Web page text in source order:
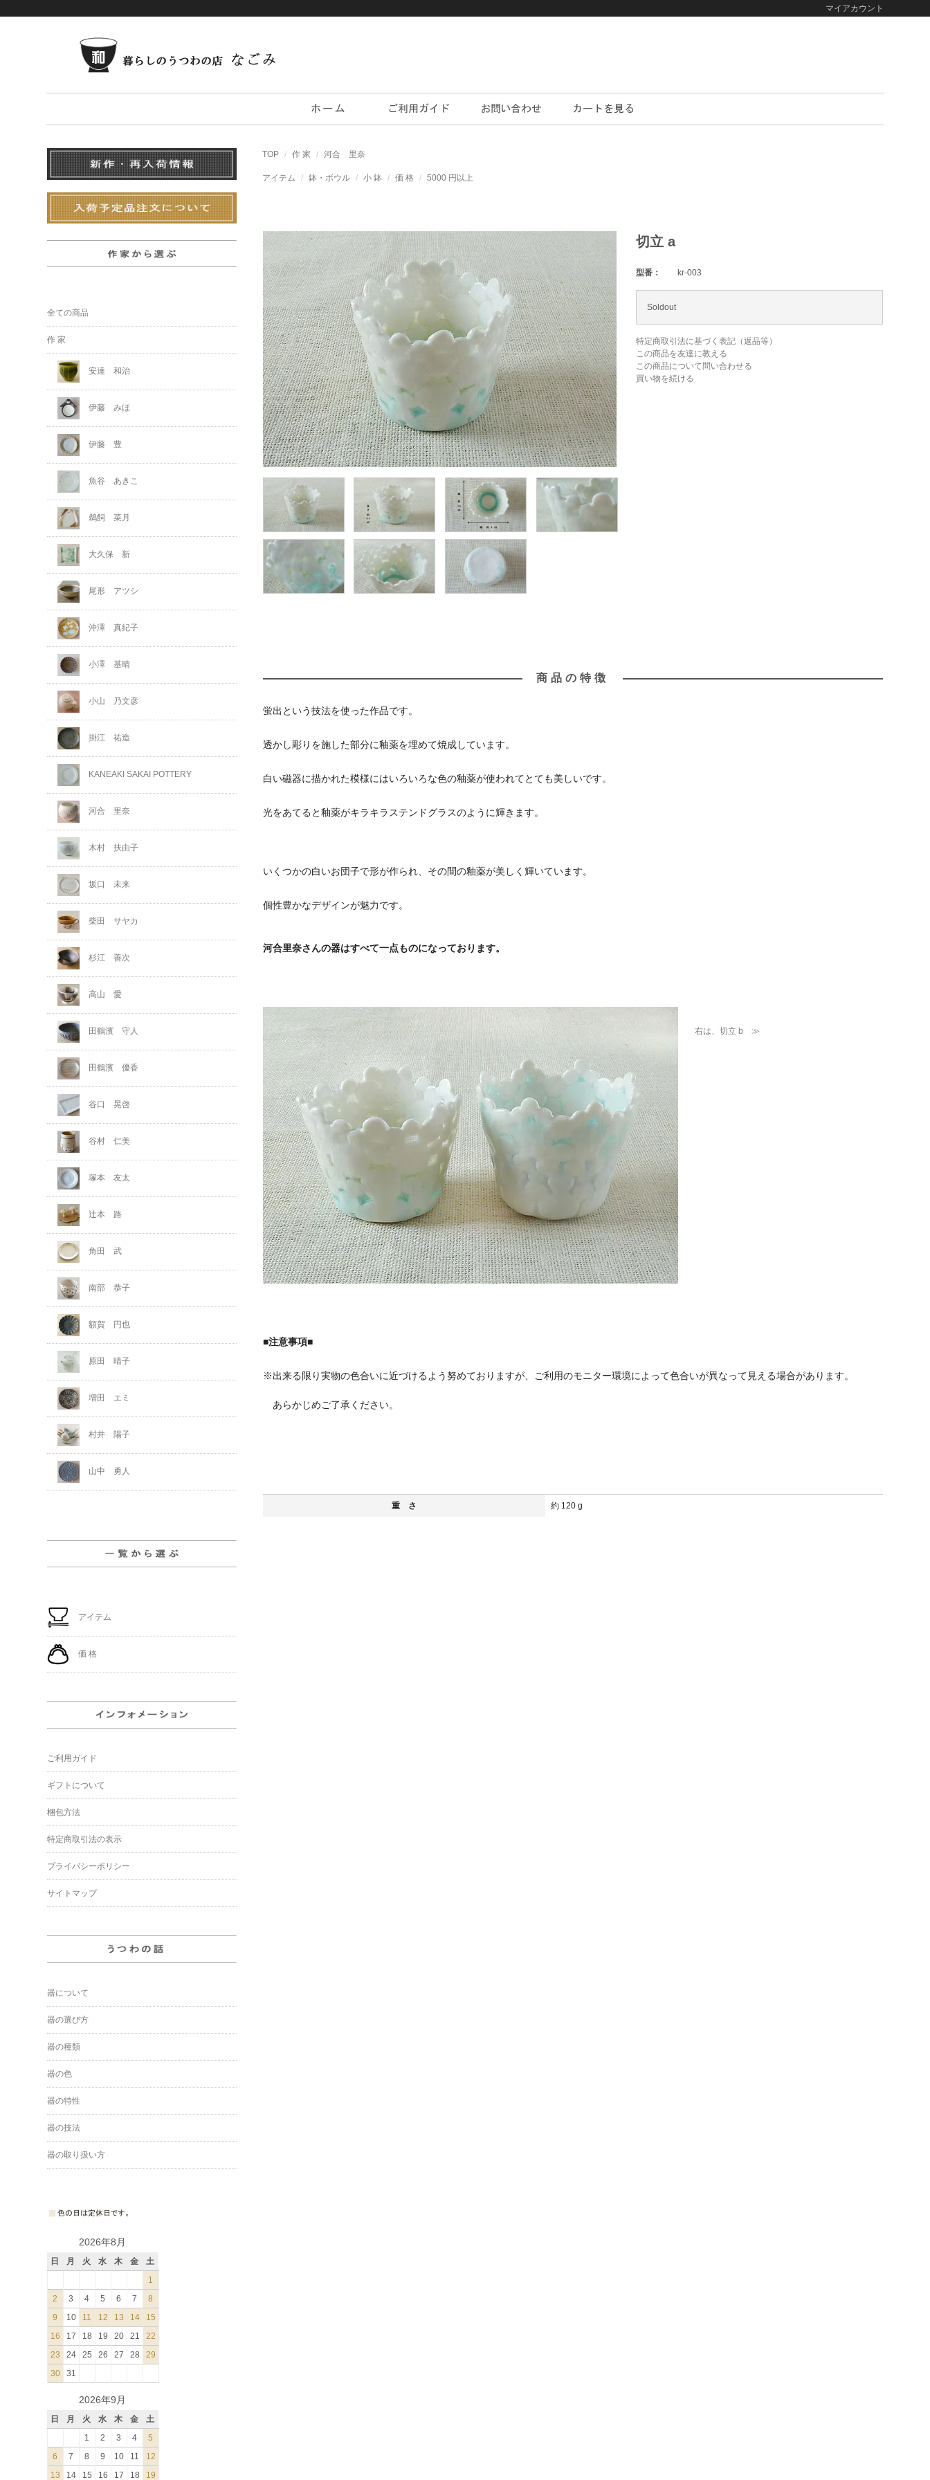
マイアカウント
TOP 作 家 河合 里奈
アイテム 鉢・ボウル 小 鉢 価 格 5000 円以上
切立 a
型番： kr-003
Soldout
特定商取引法に基づく表記（返品等）
この商品を友達に教える
この商品について問い合わせる
買い物を続ける
商品の特徴
蛍出という技法を使った作品です。
透かし彫りを施した部分に釉薬を埋めて焼成しています。
白い磁器に描かれた模様にはいろいろな色の釉薬が使われてとても美しいです。
光をあてると釉薬がキラキラステンドグラスのように輝きます。
いくつかの白いお団子で形が作られ、その間の釉薬が美しく輝いています。
個性豊かなデザインが魅力です。
河合里奈さんの器はすべて一点ものになっております。
右は、切立 b ≫
■注意事項■
※出来る限り実物の色合いに近づけるよう努めておりますが、ご利用のモニター環境によって色合いが異なって見える場合があります。
あらかじめご了承ください。
重 さ 約 120 g
全ての商品
作 家
安達 和治
伊藤 みほ
伊藤 豊
魚谷 あきこ
鵜飼 菜月
大久保 新
尾形 アツシ
沖澤 真紀子
小澤 基晴
小山 乃文彦
掛江 祐造
KANEAKI SAKAI POTTERY
河合 里奈
木村 扶由子
坂口 未来
柴田 サヤカ
杉江 善次
高山 愛
田鶴濱 守人
田鶴濱 優香
谷口 晃啓
谷村 仁美
塚本 友太
辻本 路
角田 武
南部 恭子
額賀 円也
原田 晴子
増田 エミ
村井 陽子
山中 勇人
アイテム
価 格
ご利用ガイド
ギフトについて
梱包方法
特定商取引法の表示
プライバシーポリシー
サイトマップ
器について
器の選び方
器の種類
器の色
器の特性
器の技法
器の取り扱い方
2026年8月
日 月 火 水 木 金
土
1
2
3 4 5 6 7
8
9
10 11 12 13 14
15
16
17 18 19 20 21
22
23
24 25 26 27 28
29
30
31
2026年9月
日 月 火 水 木 金
土
1
2 3 4
5
6
7 8 9 10 11
12
13
14 15 16 17 18 19